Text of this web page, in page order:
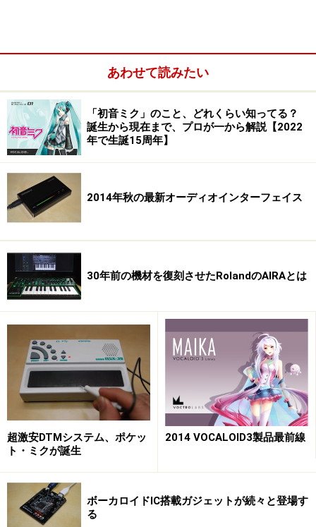
あわせて読みたい
「初音ミク」のこと、どれくらい知ってる？
誕生から現在まで、プロが一から解説【2022
年で生誕15周年】
2014年秋の最新オーディオインターフェイス
30年前の機材を復刻させたRolandのAIRAとは
超激安DTMシステム、ポケッ
ト・ミクが誕生
2014 VOCALOID3製品最前線
ボーカロイドIC搭載ガジェットが続々と登場す
る